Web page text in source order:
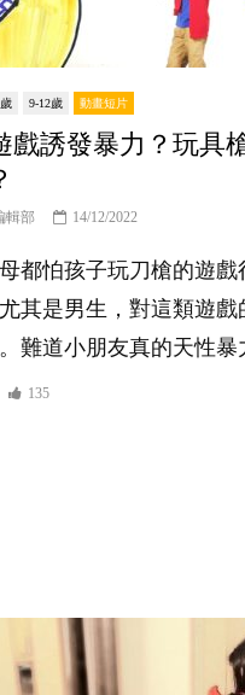
9-12歲 動畫短片
戲誘發暴力？玩具
輯部 14/12/2022
都怕孩子玩刀槍的遊戲
其是男生，對這類遊
難道小朋友真的天性暴
135